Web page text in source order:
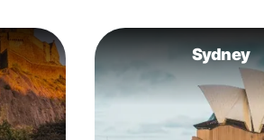
Sydney